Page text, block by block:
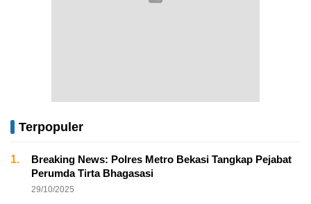
Terpopuler
1.
Breaking News: Polres Metro Bekasi Tangkap Pejabat
Perumda Tirta Bhagasasi
29/10/2025